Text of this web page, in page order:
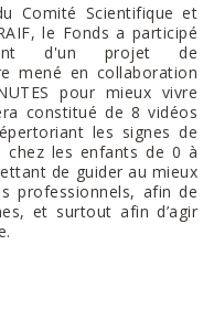
Comité Scientifique et
le Fonds a participé
d'un projet de
mené en collaboration
pour mieux vivre
constitué de 8 vidéos
les signes de
chez les enfants de 0 à
de guider au mieux
professionnels, afin de
et surtout afin d’agir